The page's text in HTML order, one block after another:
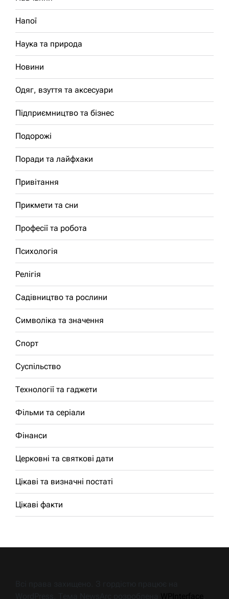
Напої
Наука та природа
Новини
Одяг, взуття та аксесуари
Підприємництво та бізнес
Подорожі
Поради та лайфхаки
Привітання
Прикмети та сни
Професії та робота
Психологія
Релігія
Садівництво та рослини
Символіка та значення
Спорт
Суспільство
Технології та гаджети
Фільми та серіали
Фінанси
Церковні та святкові дати
Цікаві та визначні постаті
Цікаві факти